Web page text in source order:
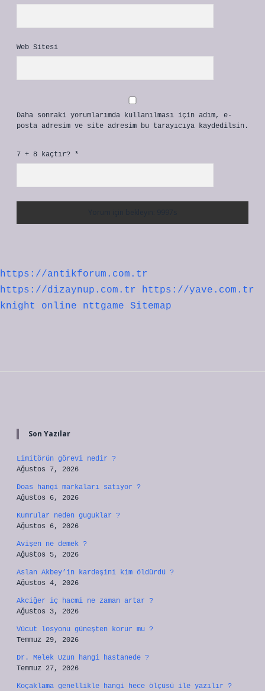
Web Sitesi
Daha sonraki yorumlarımda kullanılması için adım, e-
posta adresim ve site adresim bu tarayıcıya kaydedilsin.
7 + 8 kaçtır? *
https://antikforum.com.tr
https://dizaynup.com.tr
https://yave.com.tr
knight online
nttgame Sitemap
Son Yazılar
Limitörün görevi nedir ?
Ağustos 7, 2026
Doas hangi markaları satıyor ?
Ağustos 6, 2026
Kumrular neden guguklar ?
Ağustos 6, 2026
Avişen ne demek ?
Ağustos 5, 2026
Aslan Akbey’in kardeşini kim öldürdü ?
Ağustos 4, 2026
Akciğer iç hacmi ne zaman artar ?
Ağustos 3, 2026
Vücut losyonu güneşten korur mu ?
Temmuz 29, 2026
Dr. Melek Uzun hangi hastanede ?
Temmuz 27, 2026
Koçaklama genellikle hangi hece ölçüsü ile yazılır ?